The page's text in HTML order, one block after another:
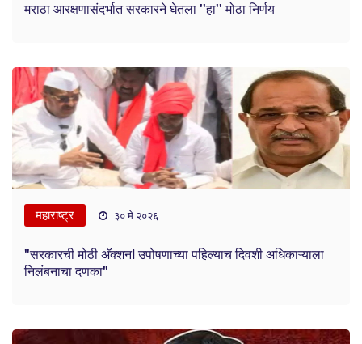
मराठा आरक्षणासंदर्भात सरकारने घेतला ''हा'' मोठा निर्णय
महाराष्ट्र ३० मे २०२६
"सरकारची मोठी अ‍ॅक्शन! उपोषणाच्या पहिल्याच दिवशी अधिकाऱ्याला
निलंबनाचा दणका"